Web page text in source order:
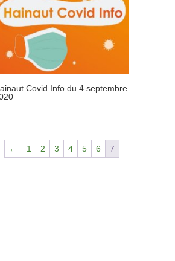
Covid Info du 4 septembre
← 1 2 3 4 5 6 7